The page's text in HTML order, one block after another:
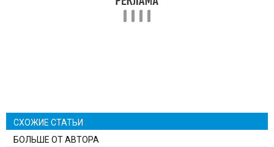
СХОЖИЕ СТАТЬИ
БОЛЬШЕ ОТ АВТОРА